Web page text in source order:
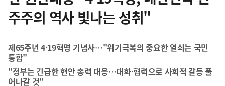
츠
영주주의 역사 빛나는 성취"
제65주년 4·19혁명 기념사…"위기극복의 중요한 열쇠는 국민
통합"
"정부는 긴급한 현안 총력 대응…대화·협력으로 사회적 갈등 풀
어나갈 것"